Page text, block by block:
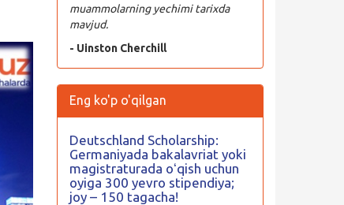
muammolarning yechimi tarixda
mavjud.
- Uinston Cherchill
Eng ko'p o'qilgan
Deutschland Scholarship:
Germaniyada bakalavriat yoki
magistraturada oʻqish uchun
oyiga 300 yevro stipendiya;
joy – 150 tagacha!